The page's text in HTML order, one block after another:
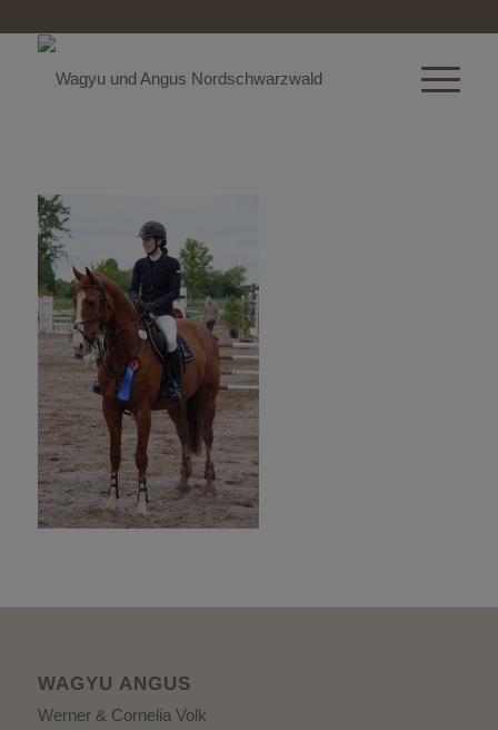
WAGYU ANGUS
Werner & Cornelia Volk